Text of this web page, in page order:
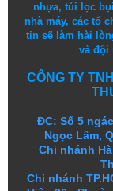
nhựa, túi lọc bụi
nhà máy, các tổ
tin sẽ làm hài
vàđội
CÔNG TY
ĐC: Số 5
Ngọc Lâm,
Chi nhánh
Chi nhánh